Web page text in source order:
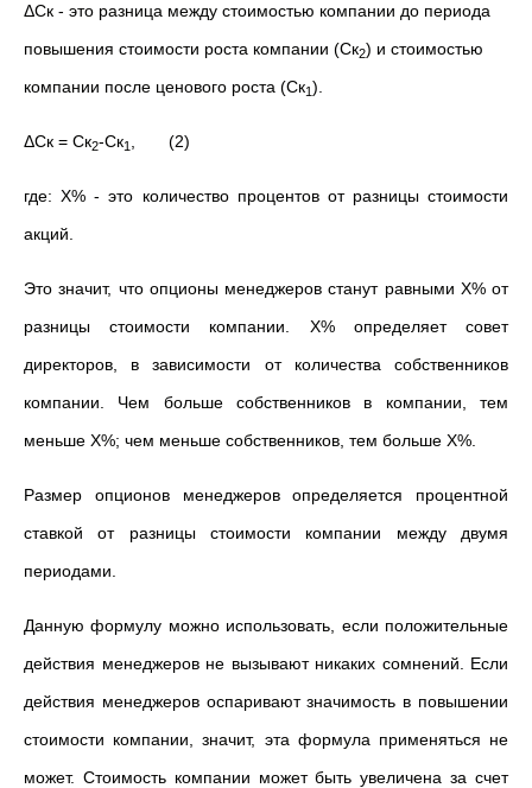
ΔСк - это разница между стоимостью компании до периода
повышения стоимости роста компании (Ск2) и стоимостью
компании после ценового роста (Ск1).
ΔСк = Ск2-Ск1 , (2)
где: Х% - это количество процентов от разницы стоимости
акций.
Это значит, что опционы менеджеров станут равными Х% от
разницы стоимости компании. Х% определяет совет
директоров, в зависимости от количества собственников
компании. Чем больше собственников в компании, тем
меньше Х%; чем меньше собственников, тем больше Х%.
Размер опционов менеджеров определяется процентной
ставкой от разницы стоимости компании между двумя
периодами.
Данную формулу можно использовать, если положительные
действия менеджеров не вызывают никаких сомнений. Если
действия менеджеров оспаривают значимость в повышении
стоимости компании, значит, эта формула применяться не
может. Стоимость компании может быть увеличена за счет